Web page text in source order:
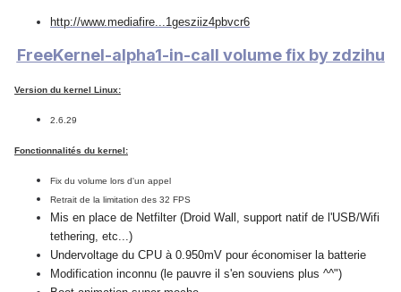
http://www.mediafire...1gesziiz4pbvcr6
FreeKernel-alpha1-in-call volume fix by zdzihu
Version du kernel Linux:
2.6.29
Fonctionnalités du kernel:
Fix du volume lors d'un appel
Retrait de la limitation des 32 FPS
Mis en place de Netfilter (Droid Wall, support natif de l'USB/Wifi
tethering, etc...)
Undervoltage du CPU à 0.950mV pour économiser la batterie
Modification inconnu (le pauvre il s'en souviens plus ^^")